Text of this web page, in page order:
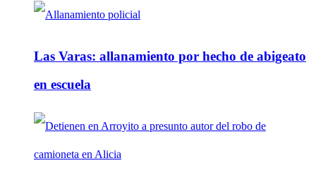
Las Varas: allanamiento por hecho de abigeato
en escuela